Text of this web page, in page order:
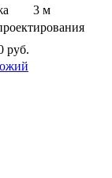
3 м
руб.